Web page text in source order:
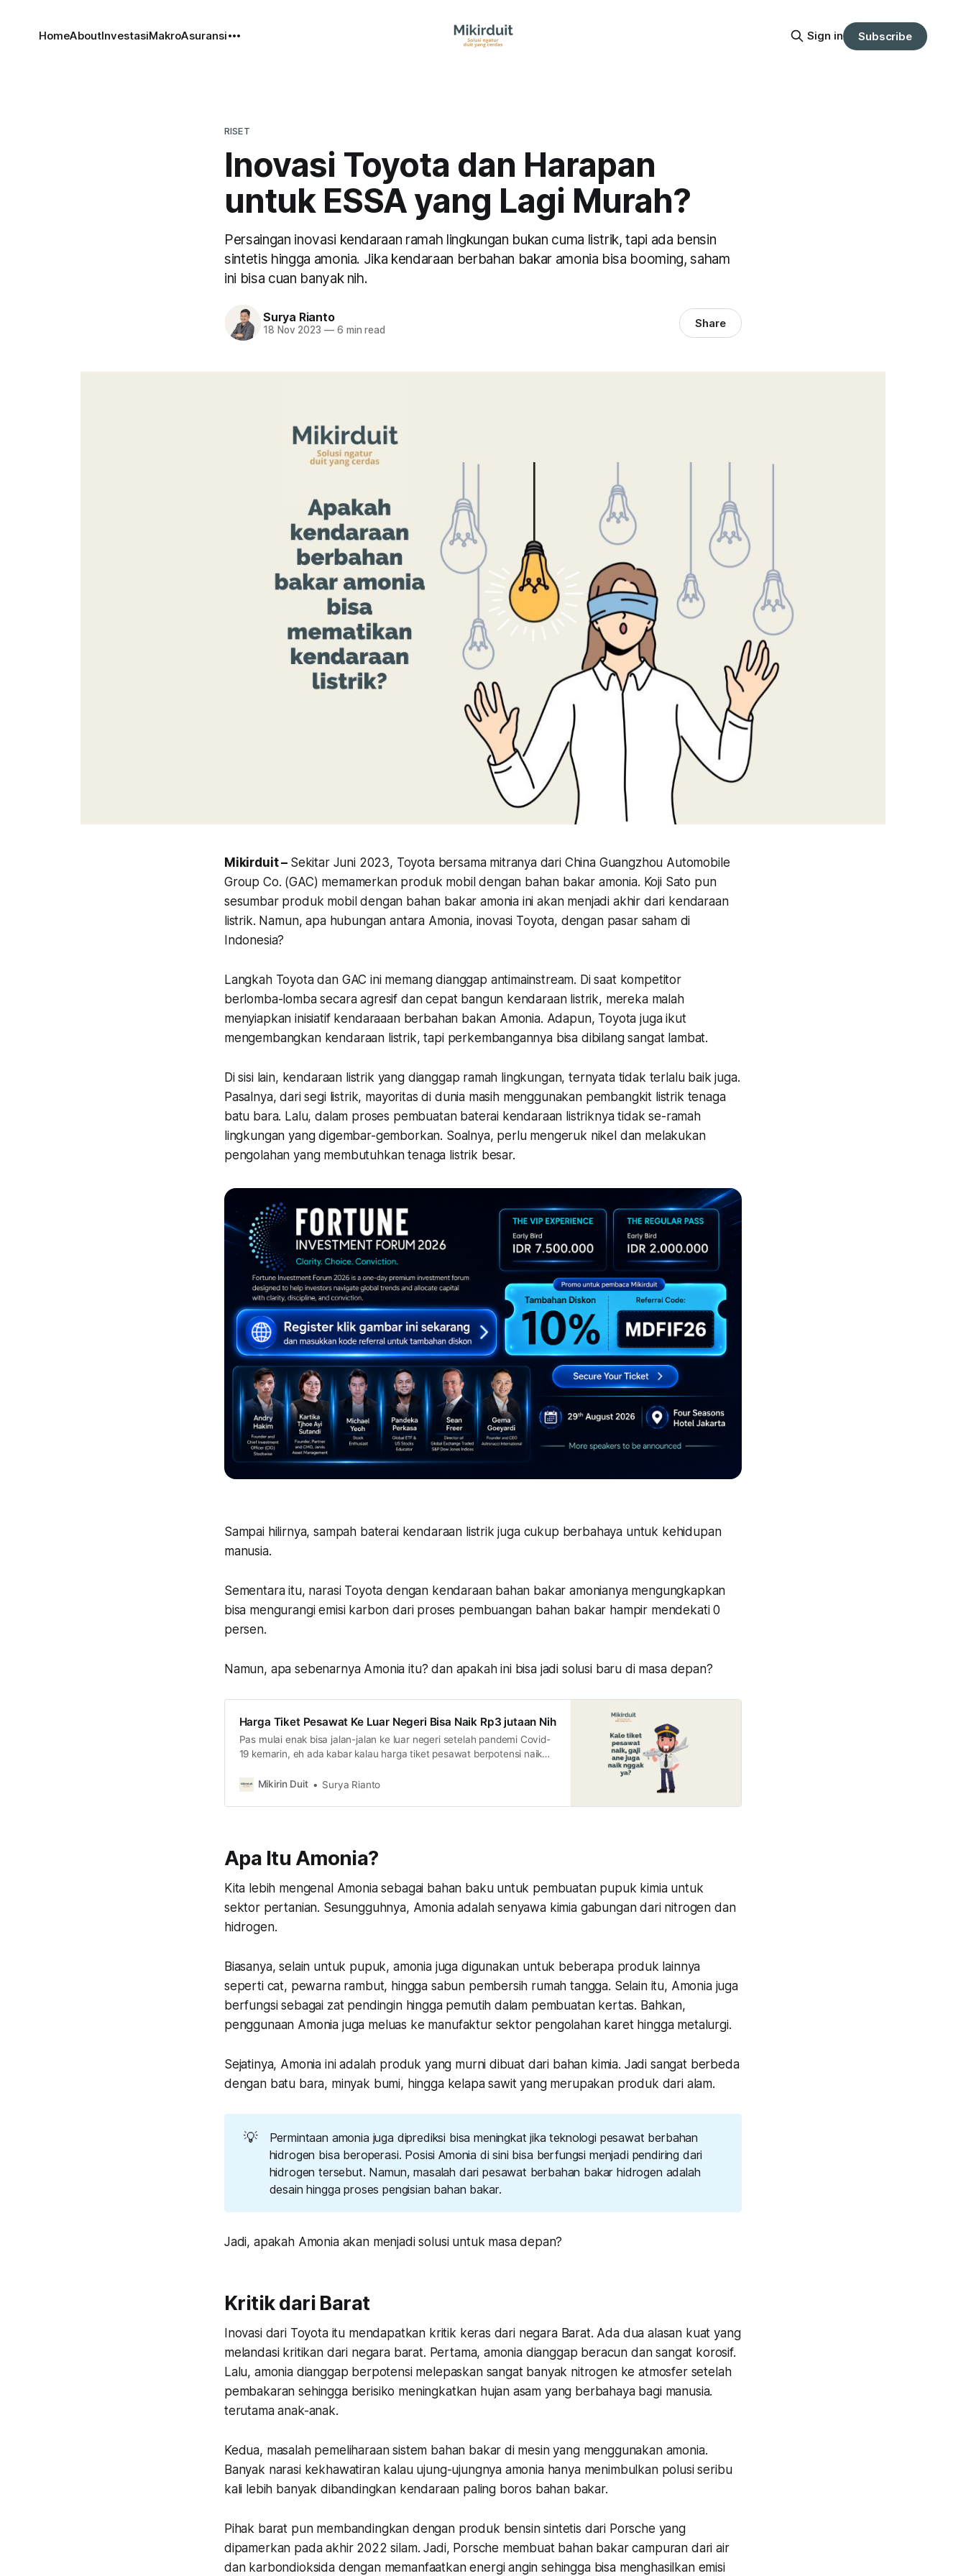
HomeAboutInvestasiMakroAsuransi Sign in Subscribe
RISET
Inovasi Toyota dan Harapan
untuk ESSA yang Lagi Murah?
Persaingan inovasi kendaraan ramah lingkungan bukan cuma listrik, tapi ada bensin
sintetis hingga amonia. Jika kendaraan berbahan bakar amonia bisa booming, saham
ini bisa cuan banyak nih.
Surya Rianto
18 Nov 2023 —6 min read Share
Mikirduit – Sekitar Juni 2023, Toyota bersama mitranya dari China Guangzhou Automobile
Group Co. (GAC) memamerkan produk mobil dengan bahan bakar amonia. Koji Sato pun
sesumbar produk mobil dengan bahan bakar amonia ini akan menjadi akhir dari kendaraan
listrik. Namun, apa hubungan antara Amonia, inovasi Toyota, dengan pasar saham di
Indonesia?
Langkah Toyota dan GAC ini memang dianggap antimainstream. Di saat kompetitor
berlomba-lomba secara agresif dan cepat bangun kendaraan listrik, mereka malah
menyiapkan inisiatif kendaraaan berbahan bakan Amonia. Adapun, Toyota juga ikut
mengembangkan kendaraan listrik, tapi perkembangannya bisa dibilang sangat lambat.
Di sisi lain, kendaraan listrik yang dianggap ramah lingkungan, ternyata tidak terlalu baik juga.
Pasalnya, dari segi listrik, mayoritas di dunia masih menggunakan pembangkit listrik tenaga
batu bara. Lalu, dalam proses pembuatan baterai kendaraan listriknya tidak se-ramah
lingkungan yang digembar-gemborkan. Soalnya, perlu mengeruk nikel dan melakukan
pengolahan yang membutuhkan tenaga listrik besar.
Sampai hilirnya, sampah baterai kendaraan listrik juga cukup berbahaya untuk kehidupan
manusia.
Sementara itu, narasi Toyota dengan kendaraan bahan bakar amonianya mengungkapkan
bisa mengurangi emisi karbon dari proses pembuangan bahan bakar hampir mendekati 0
persen.
Namun, apa sebenarnya Amonia itu? dan apakah ini bisa jadi solusi baru di masa depan?
Harga Tiket Pesawat Ke Luar Negeri Bisa Naik Rp3 jutaan Nih
Pas mulai enak bisa jalan-jalan ke luar negeri setelah pandemi Covid-
19 kemarin, eh ada kabar kalau harga tiket pesawat berpotensi naik
di sini.Mikirin Duit Surya Rianto
Apa Itu Amonia?
Kita lebih mengenal Amonia sebagai bahan baku untuk pembuatan pupuk kimia untuk
sektor pertanian. Sesungguhnya, Amonia adalah senyawa kimia gabungan dari nitrogen dan
hidrogen.
Biasanya, selain untuk pupuk, amonia juga digunakan untuk beberapa produk lainnya
seperti cat, pewarna rambut, hingga sabun pembersih rumah tangga. Selain itu, Amonia juga
berfungsi sebagai zat pendingin hingga pemutih dalam pembuatan kertas. Bahkan,
penggunaan Amonia juga meluas ke manufaktur sektor pengolahan karet hingga metalurgi.
Sejatinya, Amonia ini adalah produk yang murni dibuat dari bahan kimia. Jadi sangat berbeda
dengan batu bara, minyak bumi, hingga kelapa sawit yang merupakan produk dari alam.
💡
Permintaan amonia juga diprediksi bisa meningkat jika teknologi pesawat berbahan
hidrogen bisa beroperasi. Posisi Amonia di sini bisa berfungsi menjadi pendiring dari
hidrogen tersebut. Namun, masalah dari pesawat berbahan bakar hidrogen adalah
desain hingga proses pengisian bahan bakar.
Jadi, apakah Amonia akan menjadi solusi untuk masa depan?
Kritik dari Barat
Inovasi dari Toyota itu mendapatkan kritik keras dari negara Barat. Ada dua alasan kuat yang
melandasi kritikan dari negara barat. Pertama, amonia dianggap beracun dan sangat korosif.
Lalu, amonia dianggap berpotensi melepaskan sangat banyak nitrogen ke atmosfer setelah
pembakaran sehingga berisiko meningkatkan hujan asam yang berbahaya bagi manusia.
terutama anak-anak.
Kedua, masalah pemeliharaan sistem bahan bakar di mesin yang menggunakan amonia.
Banyak narasi kekhawatiran kalau ujung-ujungnya amonia hanya menimbulkan polusi seribu
kali lebih banyak dibandingkan kendaraan paling boros bahan bakar.
Pihak barat pun membandingkan dengan produk bensin sintetis dari Porsche yang
dipamerkan pada akhir 2022 silam. Jadi, Porsche membuat bahan bakar campuran dari air
dan karbondioksida dengan memanfaatkan energi angin sehingga bisa menghasilkan emisi